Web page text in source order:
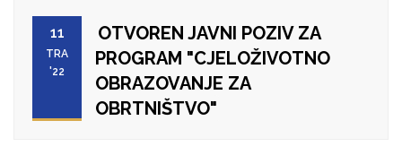
11
TRA
'22
OTVOREN JAVNI POZIV ZA
PROGRAM "CJELOŽIVOTNO
OBRAZOVANJE ZA
OBRTNIŠTVO"